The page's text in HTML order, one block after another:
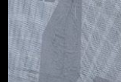
14-
15.
Alsóörs